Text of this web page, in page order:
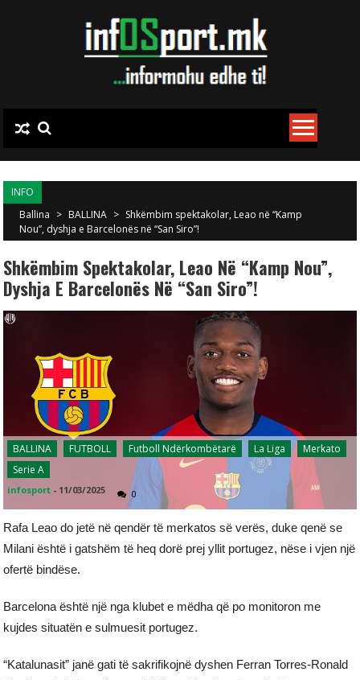
INFO
Ballina > BALLINA > Shkëmbim spektakolar, Leao në “Kamp
Nou”, dyshja e Barcelonës në “San Siro”!
Shkëmbim Spektakolar, Leao Në “Kamp Nou”,
Dyshja E Barcelonës Në “San Siro”!
BALLINA FUTBOLL Futboll Ndërkombëtarë La Liga
Merkato
Serie A
infosport - 11/03/2025 0
Rafa Leao do jetë në qendër të merkatos së verës, duke qenë se
Milani është i gatshëm të heq dorë prej yllit portugez, nëse i vjen një
ofertë bindëse.
Barcelona është një nga klubet e mëdha që po monitoron me
kujdes situatën e sulmuesit portugez.
“Katalunasit” janë gati të sakrifikojnë dyshen Ferran Torres-Ronald